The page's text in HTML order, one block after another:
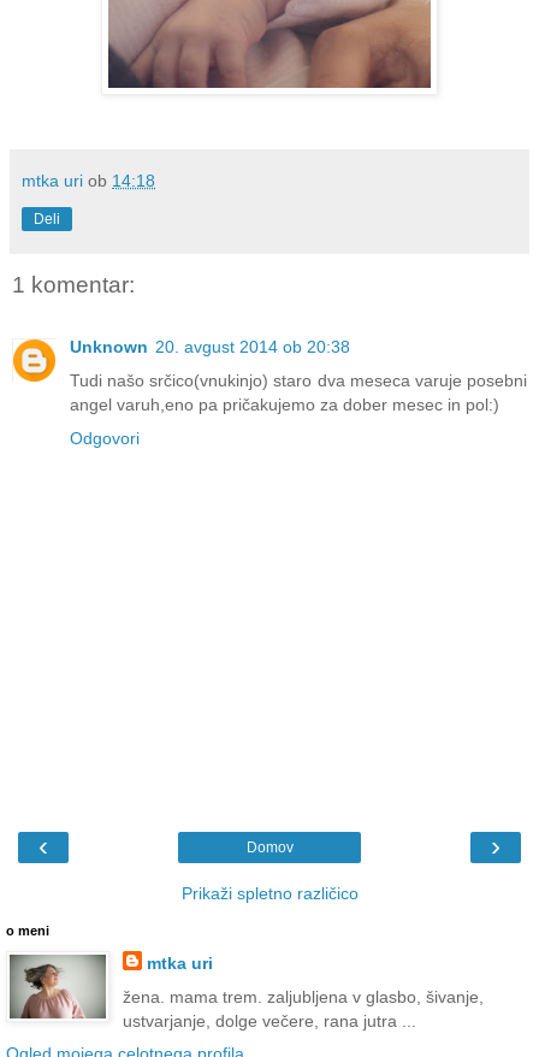
mtka uri ob 14:18
Deli
1 komentar:
Unknown 20. avgust 2014 ob 20:38
Tudi našo srčico(vnukinjo) staro dva meseca varuje posebni
angel varuh,eno pa pričakujemo za dober mesec in pol:)
Odgovori
‹ ›
Domov
Prikaži spletno različico
o meni
mtka uri
žena. mama trem. zaljubljena v glasbo, šivanje,
ustvarjanje, dolge večere, rana jutra ...